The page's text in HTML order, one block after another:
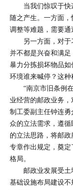
当我们惊叹于
随之产生。一方面
调整等难题，需要通
另一方面，对
并不都是兴奋和满
暴力分拣损坏物品
环境谁来喊停？这种
“南京市旧条例
业经营的邮政业务
制工委副主任钟连
众的立法需求，遵
的立法思路，将邮
专章作出规定，奠
格局。
邮政业发展受
基础设施布局建设